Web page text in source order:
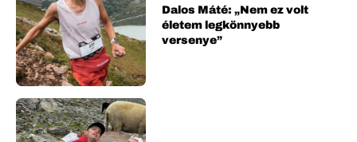
Dalos Máté: „Nem ez volt
életem legkönnyebb
versenye”